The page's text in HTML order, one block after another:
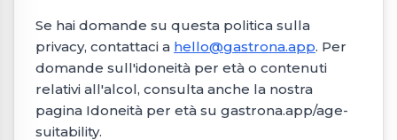
Se hai domande su questa politica sulla
privacy, contattaci a hello@gastrona.app. Per
domande sull'idoneità per età o contenuti
relativi all'alcol, consulta anche la nostra
pagina Idoneità per età su gastrona.app/age-
suitability.